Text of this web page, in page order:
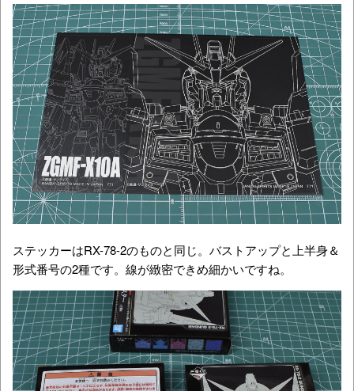
ステッカーはRX-78-2のものと同じ。バストアップと上半身＆
形式番号の2種です。線が緻密できめ細かいですね。